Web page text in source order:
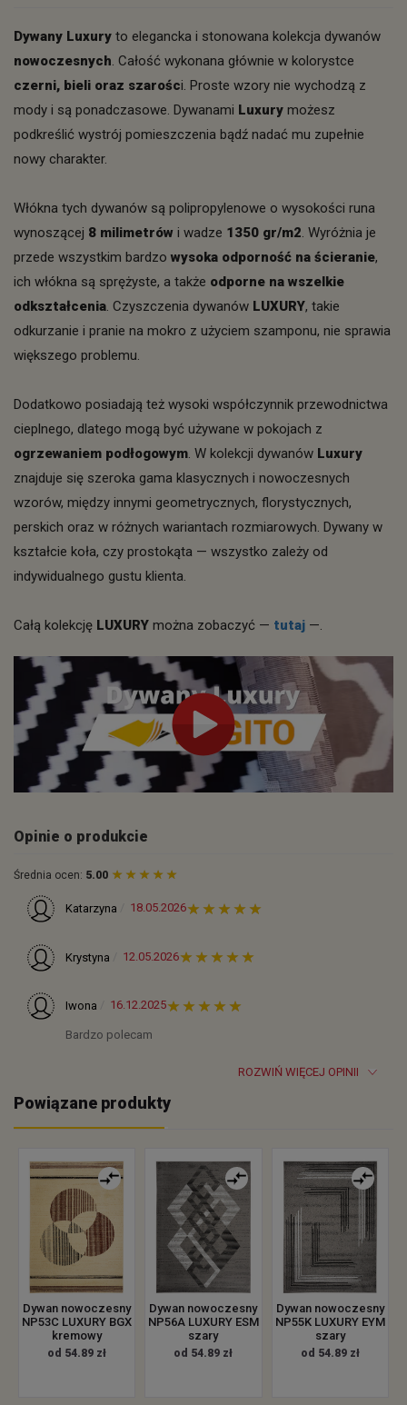
Dywany Luxury to elegancka i stonowana kolekcja dywanów
nowoczesnych. Całość wykonana głównie w kolorystce
czerni, bieli oraz szarości. Proste wzory nie wychodzą z
mody i są ponadczasowe. Dywanami Luxury możesz
podkreślić wystrój pomieszczenia bądź nadać mu zupełnie
nowy charakter.
Włókna tych dywanów są polipropylenowe o wysokości runa
wynoszącej 8 milimetrów i wadze 1350 gr/m2. Wyróżnia je
przede wszystkim bardzo wysoka odporność na ścieranie,
ich włókna są sprężyste, a także odporne na wszelkie
odkształcenia. Czyszczenia dywanów LUXURY, takie
odkurzanie i pranie na mokro z użyciem szamponu, nie sprawia
większego problemu.
Dodatkowo posiadają też wysoki współczynnik przewodnictwa
cieplnego, dlatego mogą być używane w pokojach z
ogrzewaniem podłogowym. W kolekcji dywanów Luxury
znajduje się szeroka gama klasycznych i nowoczesnych
wzorów, między innymi geometrycznych, florystycznych,
perskich oraz w różnych wariantach rozmiarowych. Dywany w
kształcie koła, czy prostokąta — wszystko zależy od
indywidualnego gustu klienta.
Całą kolekcję LUXURY można zobaczyć — tutaj —.
Opinie o produkcie
Średnia ocen: 5.00
Katarzyna 18.05.2026
Krystyna 12.05.2026
Iwona 16.12.2025
Bardzo polecam
ROZWIŃ WIĘCEJ OPINII
Powiązane produkty
Dywan nowoczesny
NP53C LUXURY BGX
kremowy
od 54.89 zł
Dywan nowoczesny
NP56A LUXURY ESM
szary
od 54.89 zł
Dywan nowoczesny
NP55K LUXURY EYM
szary
od 54.89 zł